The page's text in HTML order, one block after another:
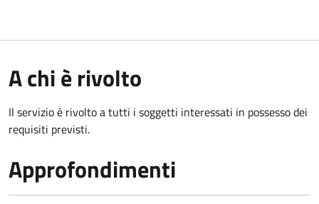
A chi è rivolto
Il servizio è rivolto a tutti i soggetti interessati in possesso dei
requisiti previsti.
Approfondimenti